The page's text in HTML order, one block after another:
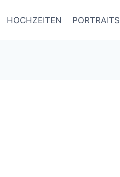
HOCHZEITEN PORTRAITS